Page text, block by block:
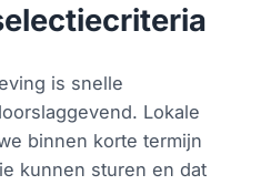
is snelle
Lokale
binnen korte termijn
kunnen sturen en dat